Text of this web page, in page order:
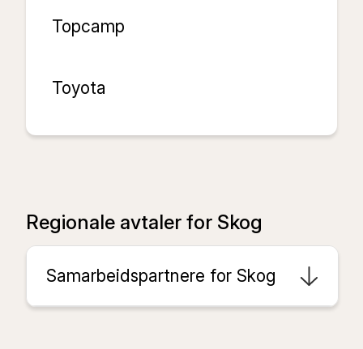
Topcamp
Toyota
Regionale avtaler for Skog
Samarbeidspartnere for Skog